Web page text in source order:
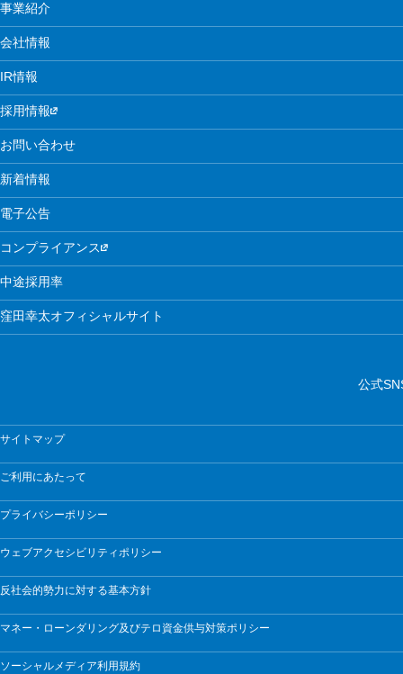
事業紹介
会社情報
IR情報
採用情報
お問い合わせ
新着情報
電子公告
コンプライアンス
中途採用率
窪田幸太オフィシャルサイト
公式
サイトマップ
ご利用にあたって
プライバシーポリシー
ウェブアクセシビリティポリシー
反社会的勢力に対する基本方針
マネー・ローンダリング及びテロ資金供与対策ポリシー
ソーシャルメディア利用規約